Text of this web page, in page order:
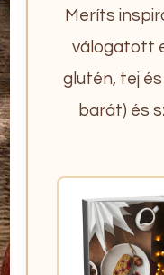
Meríts
válogatott
glutén, tej
barát) és